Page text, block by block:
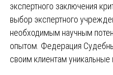
экспертного заключения
выбор экспертного
необходимым научным
опытом. Федерация
своим клиентам уникальные